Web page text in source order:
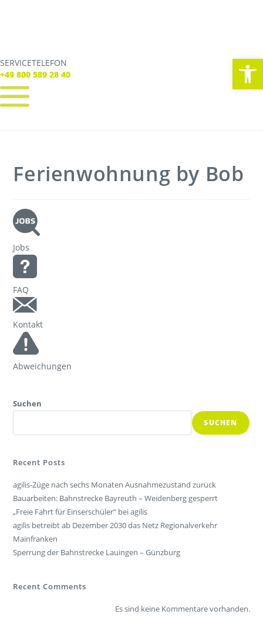
SERVICETELEFON
+49 800 589 28 40
SERVICE TELEFON
+49 800 589 28 40
Tickets
Freizeit
Ferienwohnung by Bob
Jobs
FAQ
Kontakt
Abweichungen
Suchen
SUCHEN
Recent Posts
agilis-Züge nach sechs Monaten Ausnahmezustand zurück
Bauarbeiten: Bahnstrecke Bayreuth – Weidenberg gesperrt
„Freie Fahrt für Einserschüler“ bei agilis
agilis betreibt ab Dezember 2030 das Netz Regionalverkehr
Mainfranken
Sperrung der Bahnstrecke Lauingen – Günzburg
Recent Comments
Es sind keine Kommentare vorhanden.